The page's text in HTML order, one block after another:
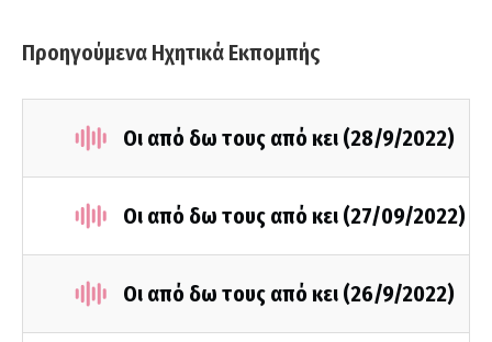
Προηγούμενα Ηχητικά Εκπομπής
Οι από δω τους από κει (28/9/2022)
Οι από δω τους από κει (27/09/2022)
Οι από δω τους από κει (26/9/2022)